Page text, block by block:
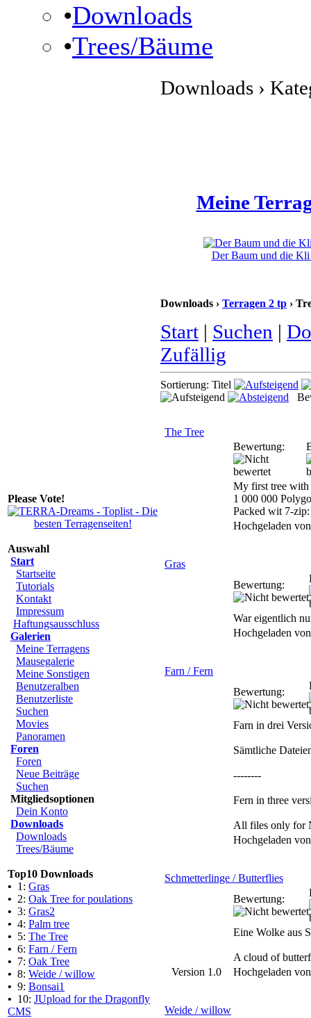
•Downloads
•Trees/Bäume
Please Vote!
Auswahl
Start
Startseite
Tutorials
Kontakt
Impressum
Haftungsausschluss
Galerien
Meine Terragens
Mausegalerie
Meine Sonstigen
Benutzeralben
Benutzerliste
Suchen
Movies
Panoramen
Foren
Foren
Neue Beiträge
Suchen
Mitgliedsoptionen
Dein Konto
Downloads
Downloads
Trees/Bäume
Top10 Downloads
• 1: Gras
• 2: Oak Tree for poulations
• 3: Gras2
• 4: Palm tree
• 5: The Tree
• 6: Farn / Fern
• 7: Oak Tree
• 8: Weide / willow
• 9: Bonsai1
• 10: JUpload for the Dragonfly
CMS
Downloads ›
Meine
Der Baum und die Kli
Downloads › Terragen 2 tp ›
Start | Suchen |
Zufällig
Sortierung: Titel
The Tree
Bewertung:
My first tree
1 000 000
Packed wit 7-
Hochgeladen
Gras
Bewertung:
War eigentlich
Hochgeladen
Farn / Fern
Bewertung:
Farn in drei
Sämtliche
--------
Fern in three
All files only for
Hochgeladen
Schmetterlinge / Butterflies
Bewertung:
Eine Wolke aus
A cloud of
Version 1.0
Hochgeladen
Weide / willow